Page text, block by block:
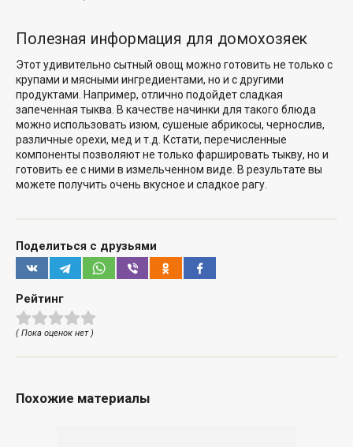
Полезная информация для домохозяек
Этот удивительно сытный овощ можно готовить не только с
крупами и мясными ингредиентами, но и с другими
продуктами. Например, отлично подойдет сладкая
запеченная тыква. В качестве начинки для такого блюда
можно использовать изюм, сушеные абрикосы, чернослив,
различные орехи, мед и т.д. Кстати, перечисленные
компоненты позволяют не только фаршировать тыкву, но и
готовить ее с ними в измельченном виде. В результате вы
можете получить очень вкусное и сладкое рагу.
Поделиться с друзьями
Рейтинг
( Пока оценок нет )
Похожие материалы